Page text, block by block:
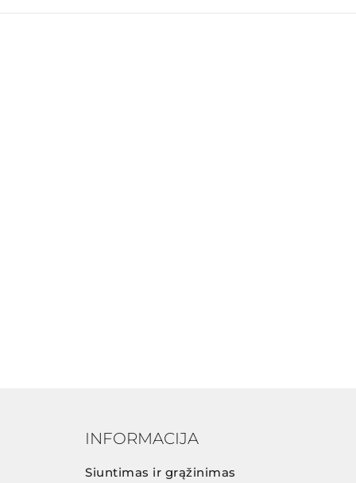
INFORMACIJA
Siuntimas ir grąžinimas